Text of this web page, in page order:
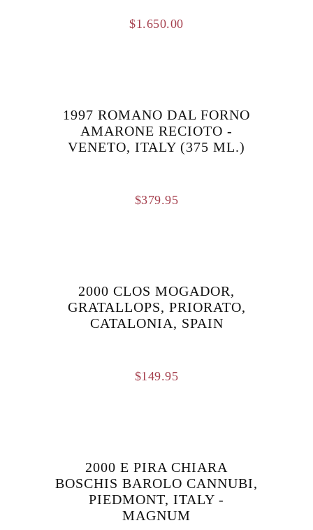
$1.650.00
1997 ROMANO DAL FORNO
AMARONE RECIOTO -
VENETO, ITALY (375 ML.)
$379.95
2000 CLOS MOGADOR,
GRATALLOPS, PRIORATO,
CATALONIA, SPAIN
$149.95
2000 E PIRA CHIARA
BOSCHIS BAROLO CANNUBI,
PIEDMONT, ITALY -
MAGNUM